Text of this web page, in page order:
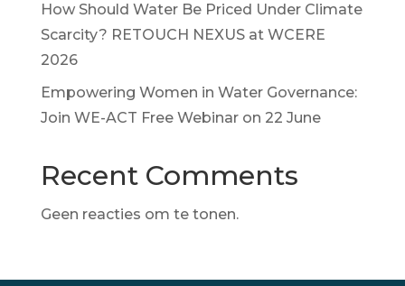
How Should Water Be Priced Under Climate
Scarcity? RETOUCH NEXUS at WCERE
2026
Empowering Women in Water Governance:
Join WE-ACT Free Webinar on 22 June
Recent Comments
Geen reacties om te tonen.